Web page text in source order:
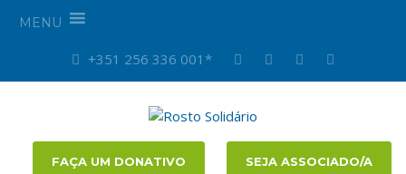
MENU
+351 256 336 001*
FAÇA UM DONATIVO SEJA ASSOCIADO/A